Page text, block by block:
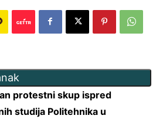
protestni skup ispred
studija Politehnika u